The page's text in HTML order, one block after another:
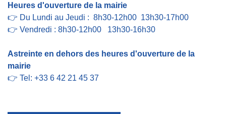
Heures d'ouverture de la mairie
👉 Du Lundi au Jeudi : 8h30-12h00 13h30-17h00
👉 Vendredi : 8h30-12h00 13h30-16h30
Astreinte en dehors des heures d'ouverture de la
mairie
👉 Tel: +33 6 42 21 45 37